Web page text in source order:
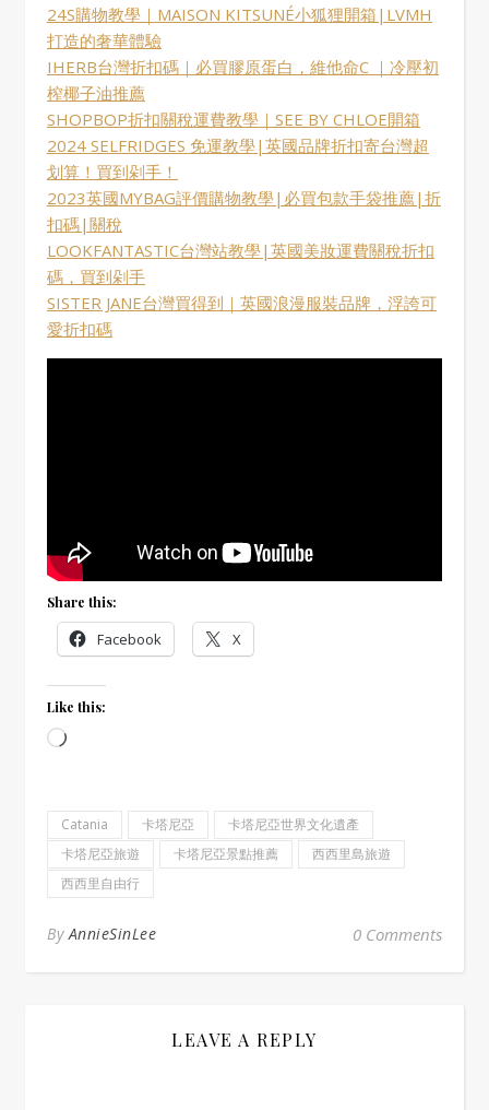
24S購物教學｜MAISON KITSUNÉ小狐狸開箱|LVMH
打造的奢華體驗
IHERB台灣折扣碼｜必買膠原蛋白，維他命C ｜冷壓初
榨椰子油推薦
SHOPBOP折扣關稅運費教學｜SEE BY CHLOE開箱
2024 SELFRIDGES 免運教學|英國品牌折扣寄台灣超
划算！買到剁手！
2023英國MYBAG評價購物教學|必買包款手袋推薦|折
扣碼|關稅
LOOKFANTASTIC台灣站教學|英國美妝運費關稅折扣
碼，買到剁手
SISTER JANE台灣買得到｜英國浪漫服裝品牌，浮誇可
愛折扣碼
Share this:
Facebook X
Like this:
Loading…
Catania 卡塔尼亞
卡塔尼亞世界文化遺產
卡塔尼亞旅遊
卡塔尼亞景點推薦
西西里島旅遊
西西里自由行
ByAnnieSinLee 0 Comments
LEAVE A REPLY